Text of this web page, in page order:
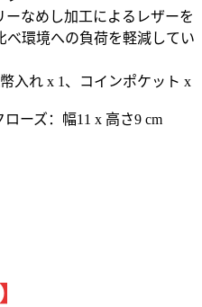
ーなめし加工によるレザーを
環境への負荷を軽減してい
入れ x 1、コインポケット x
ーズ：幅11 x 高さ9 cm